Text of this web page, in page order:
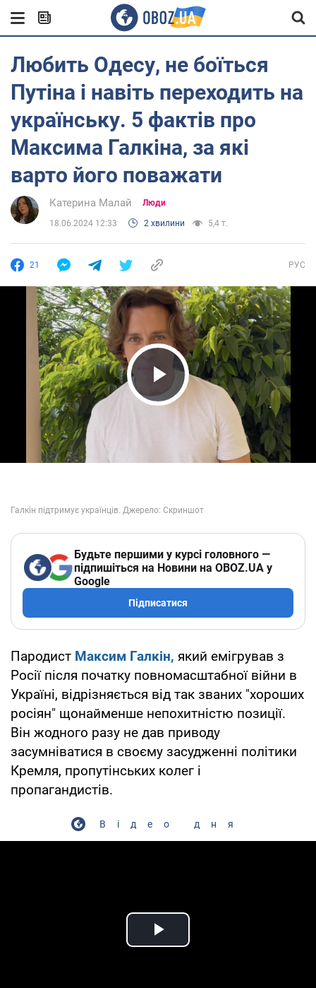
Любить Одесу, не боїться
Путіна і навіть переходить на
українську. 5 фактів про
Максима Галкіна, за які
варто його поважати
Катерина Малай Люди
18.06.2024 12:33 2 хвилини 5,4 т.
21 РУС
Play Video
Будьте першими у курсі головного —
підпишіться на Новини на OBOZ.UA у
Google
Підписатися
Пародист Максим Галкін, який емігрував з
Росії після початку повномасштабної війни в
Україні, відрізняється від так званих "хороших
росіян" щонайменше непохитністю позиції.
Він жодного разу не дав приводу
засумніватися в своєму засудженні політики
Кремля, пропутінських колег і
пропагандистів.
Відео дня
Play Video